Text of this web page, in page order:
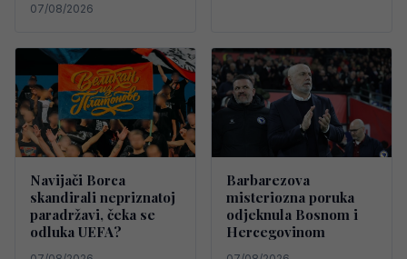
07/08/2026
Navijači Borca
skandirali nepriznatoj
paradržavi, čeka se
odluka UEFA?
Barbarezova
misteriozna poruka
odjeknula Bosnom i
Hercegovinom